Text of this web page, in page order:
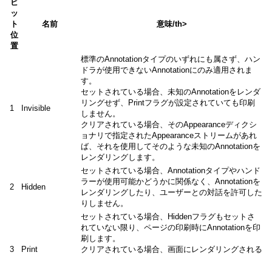
ビ
ッ
ト
位
置
名前 意味/th>
1 Invisible
標準のAnnotationタイプのいずれにも属さず、ハン
ドラが使用できないAnnotationにのみ適用されま
す。
セットされている場合、未知のAnnotationをレンダ
リングせず、Printフラグが設定されていても印刷
しません。
クリアされている場合、そのAppearanceディクシ
ョナリで指定されたAppearanceストリームがあれ
ば、それを使用してそのような未知のAnnotationを
レンダリングします。
2 Hidden
セットされている場合、Annotationタイプやハンド
ラーが使用可能かどうかに関係なく、Annotationを
レンダリングしたり、ユーザーとの対話を許可した
りしません。
3 Print
セットされている場合、Hiddenフラグもセットさ
れていない限り、ページの印刷時にAnnotationを印
刷します。
クリアされている場合、画面にレンダリングされる